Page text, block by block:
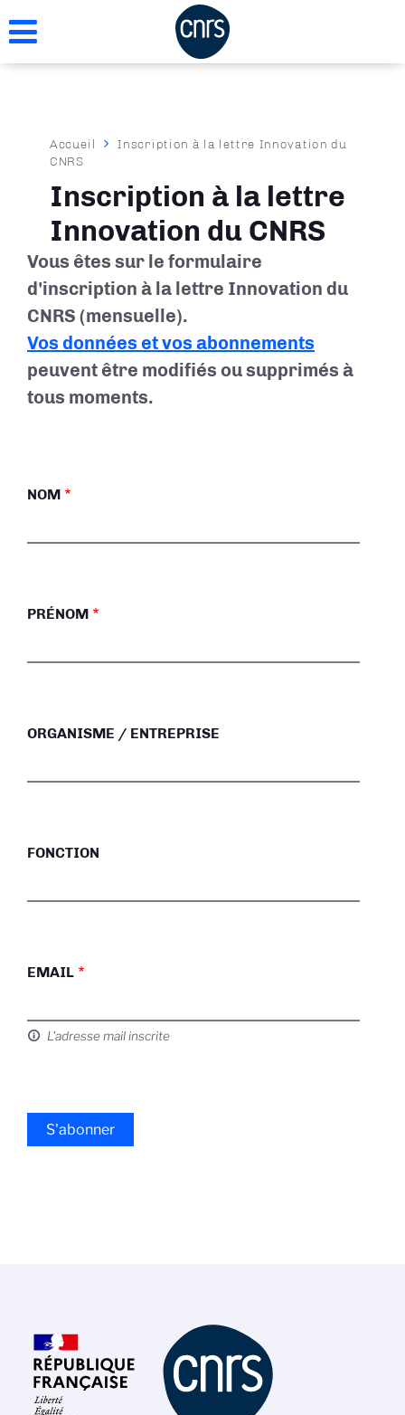
au
Fil
d'Ariane
Accueil
Inscription à la lettre Innovation du
CNRS
Inscription à la lettre
Innovation du CNRS
Vous êtes sur le formulaire
d'inscription à la lettre Innovation du
CNRS (mensuelle).
Vos données et vos abonnements
peuvent être modifiés ou supprimés à
tous moments.
NOM
PRÉNOM
ORGANISME / ENTREPRISE
FONCTION
EMAIL
L'adresse mail inscrite